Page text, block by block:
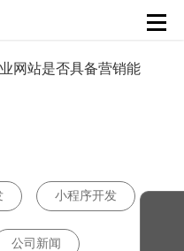
网站是否具备营销能
小程序开发
公司新闻